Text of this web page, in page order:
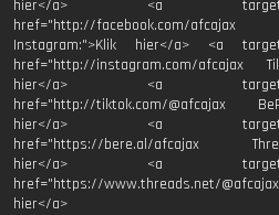
hier</a> <a
href="http://facebook.com/afcajax
Instagram:">Klik hier</a> <a
href="http://instagram.com/afcajax
hier</a> <a
href="http://tiktok.com/@afcajax
hier</a> <a
href="https://bere.al/afcajax
hier</a> <a
href="https://www.threads.net/
hier</a>